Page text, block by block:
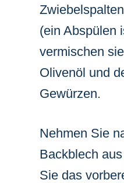
(ein Abspülen
vermischen
Olivenöl und
Gewürzen.
Nehmen Sie
Backblech
Sie das